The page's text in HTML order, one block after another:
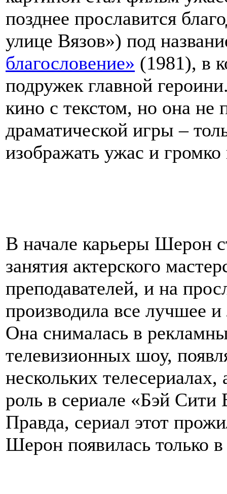
позднее прославится
улице Вязов») под
благословение» (1981), в
подружек главной
кино с текстом, но она не
драматической игры –
изображать ужас и громко
В начале карьеры Шерон
занятия актерского
преподавателей, и на
производила все лучшее
Она снималась в
телевизионных шоу,
нескольких
роль в сериале «Бэй Сити
Правда, сериал этот
Шерон появилась только